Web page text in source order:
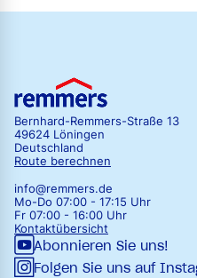
Bernhard-Remmers-Straße 13
49624 Löningen
Deutschland
Route berechnen
info@remmers.de
Mo-Do 07:00 - 17:15 Uhr
Fr 07:00 - 16:00 Uhr
Kontaktübersicht
Abonnieren Sie uns!
Folgen Sie uns auf